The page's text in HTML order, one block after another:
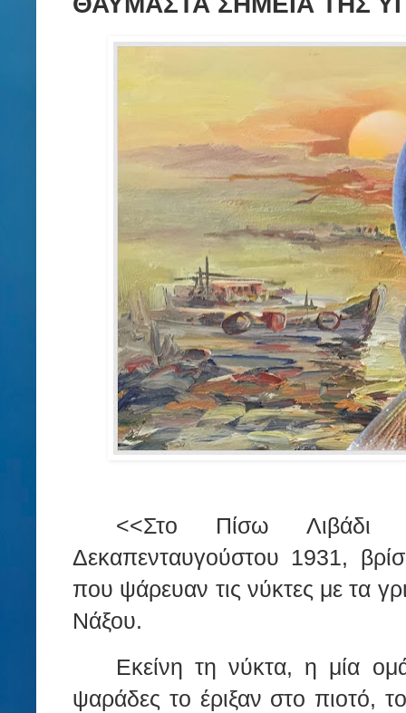
<<Στο Πίσω Λιβάδι
Δεκαπενταυγούστου 1931,
που ψάρευαν τις νύκτες με τα
Νάξου.
Εκείνη τη νύκτα, η μία
ψαράδες το έριξαν στο πιοτό,